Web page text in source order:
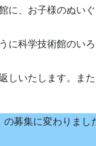
に、お子様のぬい
科学技術館のい
しいたします。ま
募集に変わりまし